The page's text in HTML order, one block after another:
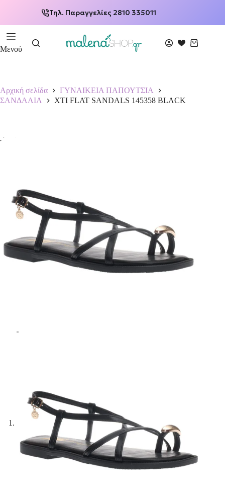
Τηλ. Παραγγελίες 2810 335011
Μενού
Αρχική σελίδα
ΓΥΝΑΙΚΕΙΑ ΠΑΠΟΥΤΣΙΑ
ΣΑΝΔΑΛΙΑ
XTI FLAT SANDALS 145358 BLACK
-15%